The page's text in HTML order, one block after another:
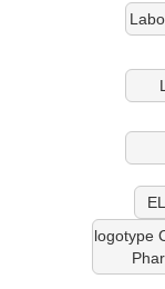
logotype